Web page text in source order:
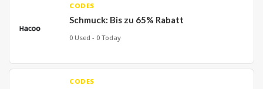
CODES
Schmuck: Bis zu 65% Rabatt
0 Used - 0 Today
CODES